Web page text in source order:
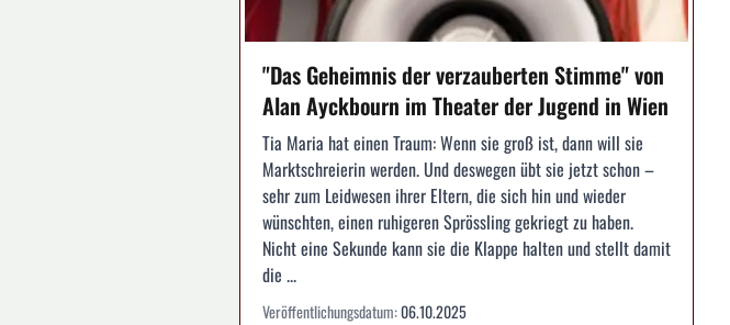
"Das Geheimnis der verzauberten Stimme" von
Alan Ayckbourn im Theater der Jugend in Wien
Tia Maria hat einen Traum: Wenn sie groß ist, dann will sie
Marktschreierin werden. Und deswegen übt sie jetzt schon –
sehr zum Leidwesen ihrer Eltern, die sich hin und wieder
wünschten, einen ruhigeren Sprössling gekriegt zu haben.
Nicht eine Sekunde kann sie die Klappe halten und stellt damit
die ...
Veröffentlichungsdatum:06.10.2025